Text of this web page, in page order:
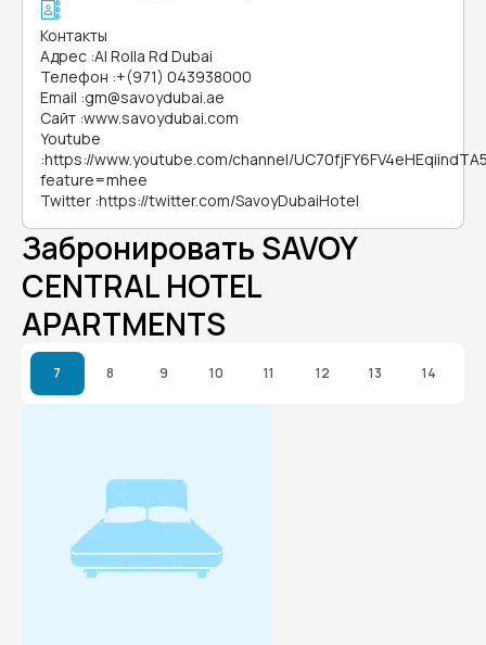
Контакты
Адрес :Al Rolla Rd Dubai
Телефон :+(971) 043938000
Email :gm@savoydubai.ae
Сайт :www.savoydubai.com
Youtube
:https://www.youtube.com/channel/
feature=mhee
Twitter :https://twitter.com/SavoyDubaiHotel
Забронировать SAVOY
CENTRAL HOTEL
APARTMENTS
7 8 9 10 11 12 13 14